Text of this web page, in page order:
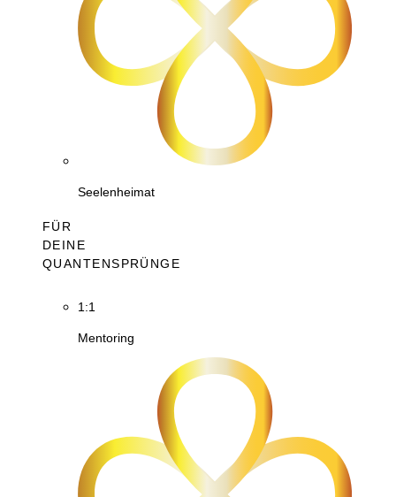
Seelenheimat
FÜR
DEINE
QUANTENSPRÜNGE
1:1
Mentoring